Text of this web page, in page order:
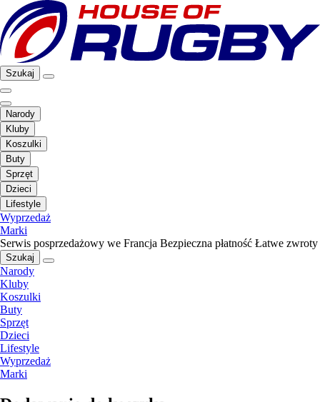
Szukaj
Narody
Kluby
Koszulki
Buty
Sprzęt
Dzieci
Lifestyle
Wyprzedaż
Marki
Serwis posprzedażowy we Francja Bezpieczna płatność Łatwe zwroty
Szukaj
Narody
Kluby
Koszulki
Buty
Sprzęt
Dzieci
Lifestyle
Wyprzedaż
Marki